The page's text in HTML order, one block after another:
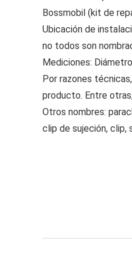
Bossmobil (kit de
Ubicación de
no todos son
Mediciones:
Por razones
producto. Entre
Otros nombres:
clip de sujeción, clip,